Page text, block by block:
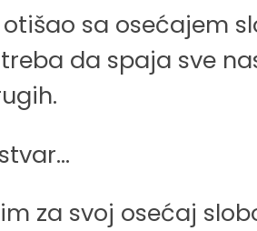
sa osećajem
da spaja sve
za svoj osećaj